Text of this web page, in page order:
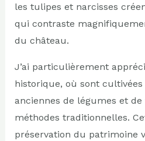
les tulipes et narcisses
qui contraste
du château.
J’ai particulièrement
historique, où sont cultivées
anciennes de légumes et
méthodes traditionnelles.
préservation du patrimoine